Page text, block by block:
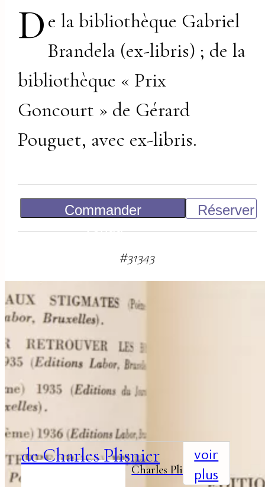
De la bibliothèque Gabriel
Brandela (ex-libris) ; de la
bibliothèque « Prix
Goncourt » de Gérard
Pouguet, avec ex-libris.
Commander
Réserver
#31343
suggestions
associées
de Charles Plisnier
Charles Plisnier
+
voir
plus